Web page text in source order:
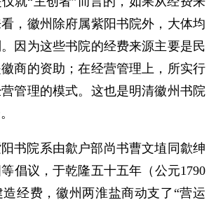
，徽州除府属紫阳书院外，大体均
因为这些书院的经费来源主要是民
商的资助；在经营管理上，所实行
管理的模式。这也是明清徽州书院
书院系由歙户部尚书曹文埴同歙绅
倡议，于乾隆五十五年（公元1790
经费，徽州两淮盐商动支了“营运